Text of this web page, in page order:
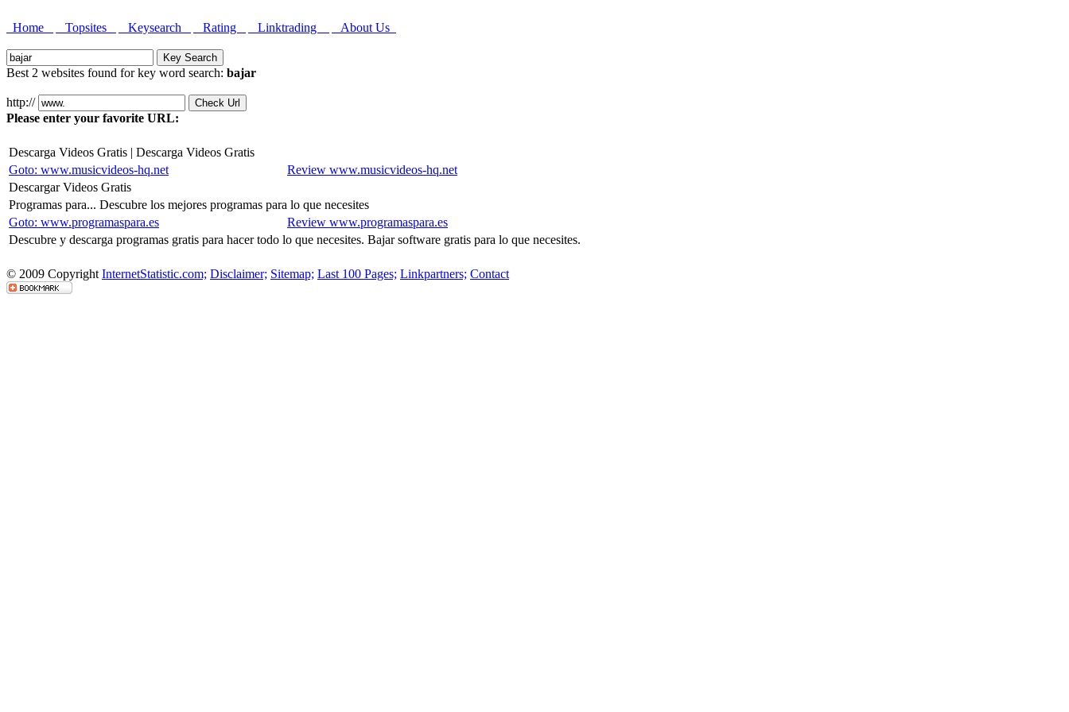
Home Topsites Keysearch Rating Linktrading About Us
Best 2 websites found for key word search: bajar
http://
Please enter your favorite URL:
Descarga Videos Gratis | Descarga Videos Gratis
Goto: www.musicvideos-hq.net
Review www.musicvideos-hq.net
Descargar Videos Gratis
Programas para... Descubre los mejores programas para lo que necesites
Goto: www.programaspara.es
Review www.programaspara.es
Descubre y descarga programas gratis para hacer todo lo que necesites. Bajar software gratis para lo que necesites.
© 2009 Copyright InternetStatistic.com; Disclaimer; Sitemap; Last 100 Pages; Linkpartners; Contact